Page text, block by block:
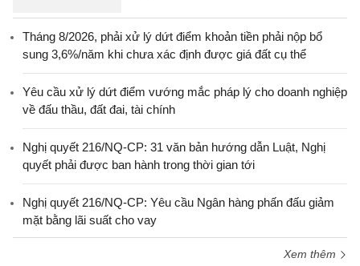
Tháng 8/2026, phải xử lý dứt điểm khoản tiền phải nộp bổ
sung 3,6%/năm khi chưa xác định được giá đất cụ thể
Yêu cầu xử lý dứt điểm vướng mắc pháp lý cho doanh nghiệp
về đấu thầu, đất đai, tài chính
Nghị quyết 216/NQ-CP: 31 văn bản hướng dẫn Luật, Nghị
quyết phải được ban hành trong thời gian tới
Nghị quyết 216/NQ-CP: Yêu cầu Ngân hàng phấn đấu giảm
mặt bằng lãi suất cho vay
Xem thêm